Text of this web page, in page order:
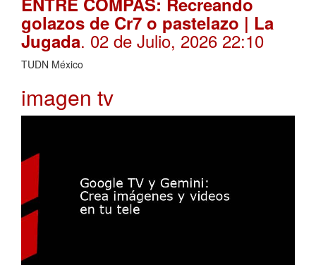
golazos de Cr7 o pastelazo | La
Jugada. 02 de Julio, 2026 22:10
TUDN México
imagen tv